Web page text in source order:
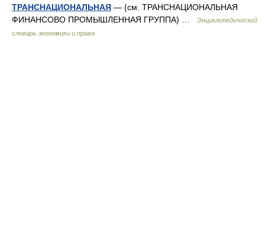
ТРАНСНАЦИОНАЛЬНАЯ — (см. ТРАНСНАЦИОНАЛЬНАЯ
ФИНАНСОВО ПРОМЫШЛЕННАЯ ГРУППА) …
Энциклопедический
словарь экономики и права